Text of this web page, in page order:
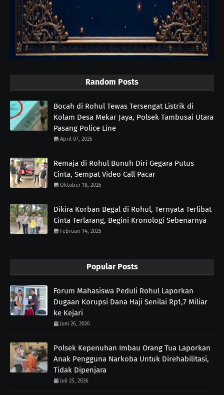
Random Posts
Bocah di Rohul Tewas Tersengat Listrik di
Kolam Desa Mekar Jaya, Polsek Tambusai Utara
Pasang Police Line
April 07, 2025
Remaja di Rohul Bunuh Diri Gegara Putus
Cinta, Sempat Video Call Pacar
Oktober 18, 2025
Dikira Korban Begal di Rohul, Ternyata Terlibat
Cinta Terlarang, Begini Kronologi Sebenarnya
Februari 14, 2025
Popular Posts
Forum Mahasiswa Peduli Rohul Laporkan
Dugaan Korupsi Dana Haji Senilai Rp1,7 Miliar
ke Kejari
Juni 26, 2026
Polsek Kepenuhan Imbau Orang Tua Laporkan
Anak Pengguna Narkoba Untuk Direhabilitasi,
Tidak Dipenjara
Juli 25, 2026